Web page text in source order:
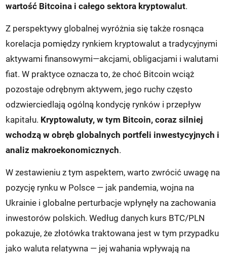
wartość Bitcoina i całego sektora kryptowalut.
Z perspektywy globalnej wyróżnia się także rosnąca
korelacja pomiędzy rynkiem kryptowalut a tradycyjnymi
aktywami finansowymi—akcjami, obligacjami i walutami
fiat. W praktyce oznacza to, że choć Bitcoin wciąż
pozostaje odrębnym aktywem, jego ruchy często
odzwierciedlają ogólną kondycję rynków i przepływ
kapitału. Kryptowaluty, w tym Bitcoin, coraz silniej
wchodzą w obręb globalnych portfeli inwestycyjnych i
analiz makroekonomicznych.
W zestawieniu z tym aspektem, warto zwrócić uwagę na
pozycję rynku w Polsce — jak pandemia, wojna na
Ukrainie i globalne perturbacje wpłynęły na zachowania
inwestorów polskich. Według danych kurs BTC/PLN
pokazuje, że złotówka traktowana jest w tym przypadku
jako waluta relatywna — jej wahania wpływają na